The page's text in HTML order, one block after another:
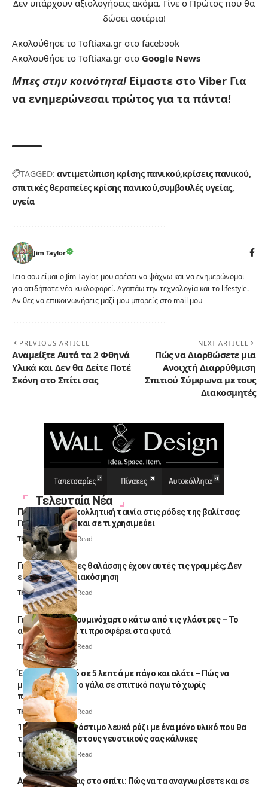
Δεν υπάρχουν αξιολογήσεις ακόμα. Γίνε ο Πρώτος που θα
δώσει αστέρια!
Ακολούθησε το Toftiaxa.gr στο facebook
Ακολουθήσε το Toftiaxa.gr στο Google News
Μπες στην κοινότητα! Είμαστε στο Viber Για
να ενημερώνεσαι πρώτος για τα πάντα!
TAGGED: αντιμετώπιση κρίσης πανικού κρίσεις πανικού
σπιτικές θεραπείες κρίσης πανικούσυμβουλές υγείας
υγεία
Jim Taylor
Γεια σου είμαι ο Jim Taylor, μου αρέσει να ψάχνω και να ενημερώνομαι
για οτιδήποτε νέο κυκλοφορεί. Αγαπάω την τεχνολογία και το lifestyle.
Αν θες να επικοινωνήσεις μαζί μου μπορείς στο mail μου
PREVIOUS ARTICLE
Αναμείξτε Αυτά τα 2 Φθηνά
Υλικά και Δεν θα Δείτε Ποτέ
Σκόνη στο Σπίτι σας
NEXT ARTICLE
Πώς να Διορθώσετε μια
Ανοιχτή Διαρρύθμιση
Σπιτιού Σύμφωνα με τους
Διακοσμητές
Τελευταία Νέα
Πολλοί βάζουν κολλητική ταινία στις ρόδες της βαλίτσας:
Γιατί το κάνουν και σε τι χρησιμεύει
Thali Ombre4 Min Read
Γιατί οι πετσέτες θαλάσσης έχουν αυτές τις γραμμές; Δεν
είναι μόνο για διακόσμηση
Thali Ombre5 Min Read
Γιατί βάζουν αλουμινόχαρτο κάτω από τις γλάστρες – Το
απλό κόλπο και τι προσφέρει στα φυτά
Thali Ombre4 Min Read
Έτοιμο παγωτό σε 5 λεπτά με πάγο και αλάτι – Πώς να
μετατρέψετε το γάλα σε σπιτικό παγωτό χωρίς
παγωτομηχανή
Thali Ombre 4 Min Read
10 φορές ποιο νόστιμο λευκό ρύζι με ένα μόνο υλικό που θα
το απογειώσει στους γευστικούς σας κάλυκες
Thali Ombre4 Min Read
Αυγά κατσαρίδας στο σπίτι: Πώς να τα αναγνωρίσετε και σε